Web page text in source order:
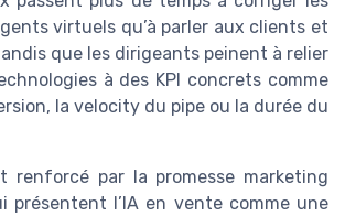
virtuels qu’à parler aux clients et
que les dirigeants peinent à relier
à des KPI concrets comme
la velocity du pipe ou la durée du
renforcé par la promesse marketing
présentent l’IA en vente comme une